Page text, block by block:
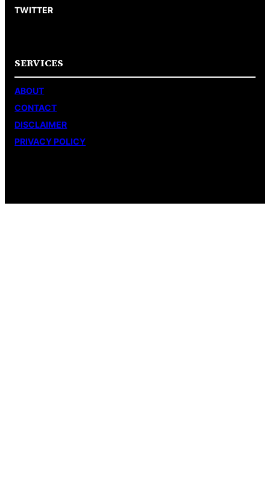
TWITTER
SERVICES
ABOUT
CONTACT
DISCLAIMER
PRIVACY POLICY